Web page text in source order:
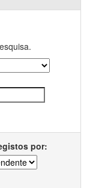
por: